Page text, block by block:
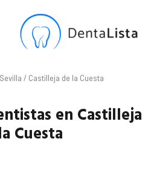
Sevilla / Castilleja de la Cuesta
en Castilleja
Cuesta